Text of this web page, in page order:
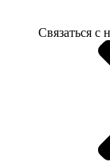
Связаться с